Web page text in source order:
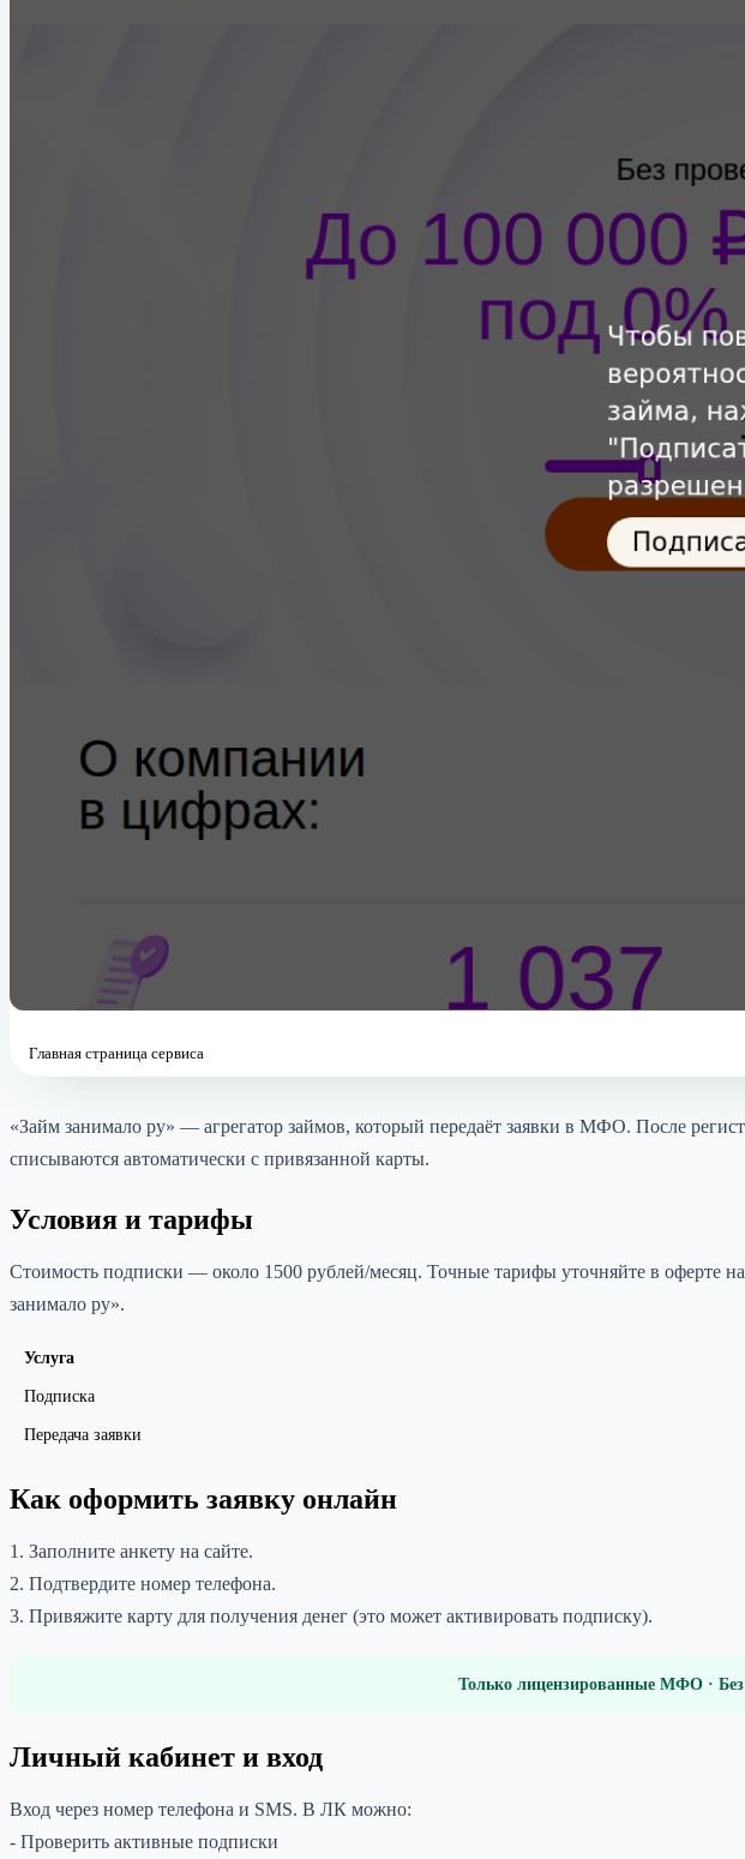
Главная страница сервиса
«Займ занимало ру» — агрегатор займов, который передаёт заявки в МФО. После
списываются автоматически с привязанной карты.
Условия и тарифы
Стоимость подписки — около 1500 рублей/месяц. Точные тарифы уточняйте в оферте
занимало ру».
Услуга
Подписка
Передача заявки
Как оформить заявку онлайн
1. Заполните анкету на сайте.
2. Подтвердите номер телефона.
3. Привяжите карту для получения денег (это может активировать подписку).
Только лицензированные МФО ·
Личный кабинет и вход
Вход через номер телефона и SMS. В ЛК можно:
- Проверить активные подписки